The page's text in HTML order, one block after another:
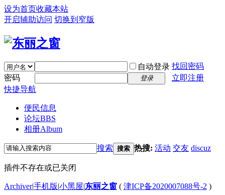
设为首页收藏本站
开启辅助访问 切换到窄版
自动登录 找回密码
密码
登录
立即注册
快捷导航
便民信息
论坛BBS
相册Album
搜索 搜索 热搜: 活动 交友 discuz
插件不存在或已关闭
Archiver|手机版|小黑屋|东丽之窗 ( 津ICP备2020007088号-2 )